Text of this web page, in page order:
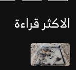
الاكثر قراءة